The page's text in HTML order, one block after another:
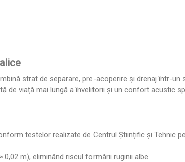
strat de separare, pre-acoperire și drenaj într-un
de viață mai lungă a învelitorii și un confort acustic
testelor realizate de Centrul Științific și Tehnic
m), eliminând riscul formării ruginii albe.